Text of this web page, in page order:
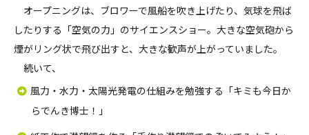
オープニングは、ブロワーで風船を吹き上げたり、気球を飛ば
したりする「空気の力」のサイエンスショー。大きな空気砲から
煙がリング状で飛び出すと、大きな歓声が上がっていました。
続いて、
風力・水力・太陽光発電の仕組みを勉強する「キミも今日か
らでんき博士！」